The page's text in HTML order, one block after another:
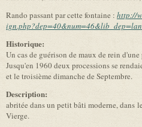
Rando passant par cette fontaine : http://
Historique:
Un cas de guérison de maux de rein
Jusqu'en 1960 deux processions se
et le troisième dimanche de Septembre.
Description:
abritée dans un petit bâti moderne, dans
Vierge.